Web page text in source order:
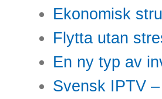
Ekonomisk
Flytta utan
En ny typ av
Svensk IPTV